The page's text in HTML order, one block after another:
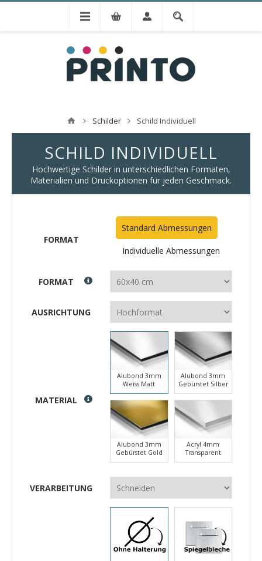
Schilder Schild Individuell
SCHILD INDIVIDUELL
Hochwertige Schilder in unterschiedlichen Formaten,
Materialien und Druckoptionen für jeden Geschmack.
FORMAT
Standard Abmessungen
Individuelle Abmessungen
FORMAT
AUSRICHTUNG
MATERIAL
Alubond 3mm
Weiss Matt
Alubond 3mm
Gebürstet Silber
Alubond 3mm
Gebürstet Gold
Acryl 4mm
Transparent
VERARBEITUNG